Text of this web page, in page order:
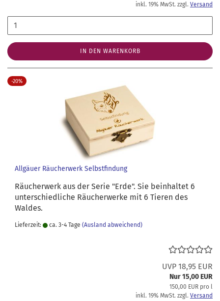
inkl. 19% MwSt. zzgl. Versand
IN DEN WARENKORB
-20%
Allgäuer Räucherwerk Selbstfindung
Räucherwerk aus der Serie "Erde". Sie beinhaltet 6
unterschiedliche Räucherwerke mit 6 Tieren des
Waldes.
Lieferzeit: ca. 3-4 Tage (Ausland abweichend)
UVP 18,95 EUR
Nur 15,00 EUR
150,00 EUR pro l
inkl. 19% MwSt. zzgl. Versand